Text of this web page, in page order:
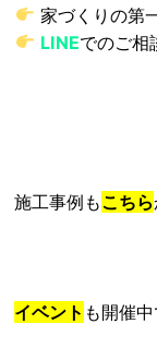
家づくりの第
LINEでのご相
施工事例もこちら
イベント も開催